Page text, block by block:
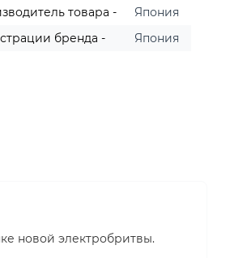
товара -
Япония
бренда -
Япония
новой электробритвы.